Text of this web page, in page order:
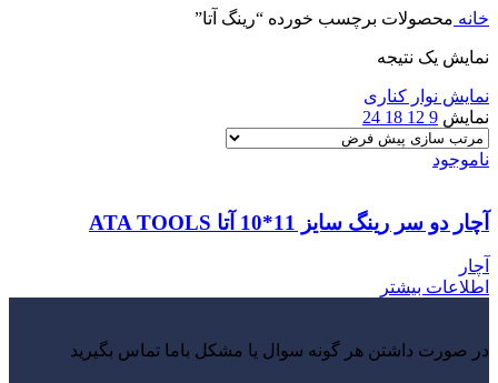
خانه محصولات برچسب خورده “رینگ آتا”
نمایش یک نتیجه
نمایش نوار کناری
نمایش 9
12
18
24
ناموجود
آچار دو سر رینگ سایز 11*10 آتا ATA TOOLS
آچار
اطلاعات بیشتر
در صورت داشتن هر گونه سوال یا مشکل باما تماس بگیرید